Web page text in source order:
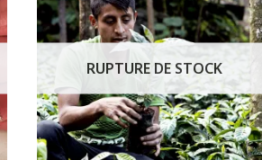
RUPTURE DE STOCK